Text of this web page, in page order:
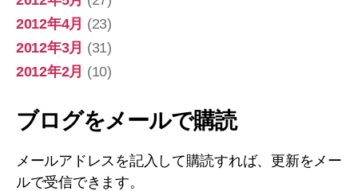
2012年4月 (23)
2012年3月 (31)
2012年2月 (10)
ブログをメールで購読
メールアドレスを記入して購読すれば、更新をメー
ルで受信できます。